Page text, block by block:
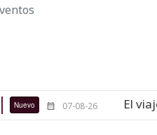
07-08-26 El viaje del